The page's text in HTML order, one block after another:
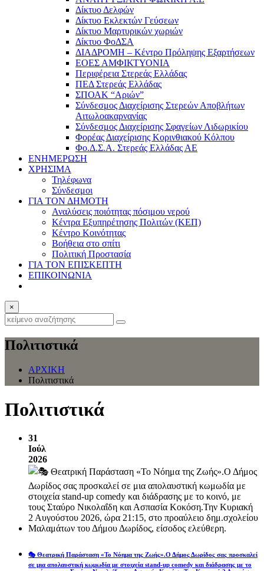
Δίκτυο Δελφών
Δίκτυο Εκλεκτών Γεύσεων
Δίκτυο Μαρτυρικών χωριών
Δίκτυο ΦοΔΣΑ
ΔΙΑΔΡΟΜΗ – Κέντρο Πρόληψης Εξαρτήσεων
ΕΟΕΣ ΑΜΦΙΚΤΥΟΝΙΑ
Περιφέρεια Στερεάς Ελλάδας
ΠΕΔ Στερεάς Ελλάδας
ΣΠΟΑΚ “Αριών”
Σύνδεσμος Διαχείρισης Στερεών Αποβλήτων
Αιτωλοακαρνανίας
Σύνδεσμος Διαχείρισης Σφαγείων Λιδωρικίου
Φορέας Διαχείρισης Κορινθιακού Κόλπου
Φο.Δ.Σ.Α. Στερεάς Ελλάδας ΑΕ
ΕΝΗΜΕΡΩΣΗ
ΧΡΗΣΙΜΑ
Τηλέφωνα
Σύνδεσμοι
ΓΙΑ ΤΟΝ ΔΗΜΟΤΗ
Αναλύσεις ποιότητας πόσιμου νερού
Κέντρα Εξυπηρέτησης Πολιτών (ΚΕΠ)
Κέντρο Κοινότητας
Βοήθεια στο σπίτι
Πολιτική Προστασία
ΓΙΑ ΤΟΝ ΕΠΙΣΚΕΠΤΗ
ΕΠΙΚΟΙΝΩΝΙΑ
×
Πολιτιστικά
ΑΡΧΙΚΗ
Πολιτιστικά
Πολιτιστικά
31
Ιούλ
2026
🎭 Θεατρική Παράσταση «Το Νόημα της Ζωής».Ο Δήμος Δωρίδος σας προσκαλεί
σε μια απολαυστική κωμωδία με στοιχεία stand-up comedy και διάδρασης με το